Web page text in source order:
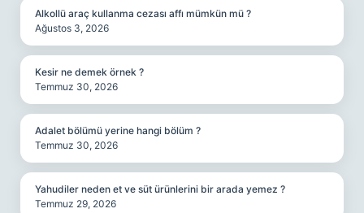
Alkollü araç kullanma cezası affı mümkün mü ?
Ağustos 3, 2026
Kesir ne demek örnek ?
Temmuz 30, 2026
Adalet bölümü yerine hangi bölüm ?
Temmuz 30, 2026
Yahudiler neden et ve süt ürünlerini bir arada yemez ?
Temmuz 29, 2026